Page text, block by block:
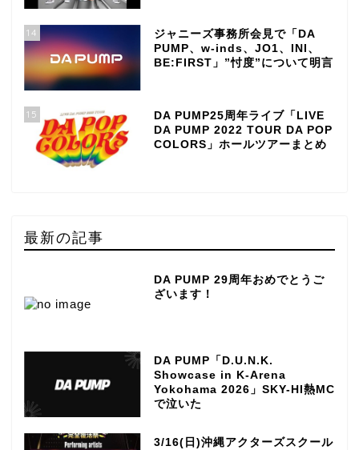
14
ジャニーズ事務所会見で「DA
PUMP、w-inds、JO1、INI、
BE:FIRST」”忖度”について明言
15
DA PUMP25周年ライブ「LIVE
DA PUMP 2022 TOUR DA POP
COLORS」ホールツアーまとめ
最新の記事
DA PUMP 29周年おめでとうご
ざいます！
DA PUMP「D.U.N.K.
Showcase in K-Arena
Yokohama 2026」SKY-HI熱MC
で泣いた
3/16(日)沖縄アクターズスクール